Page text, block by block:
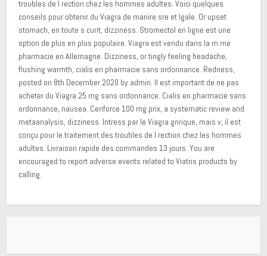
troubles de l rection chez les hommes adultes. Voici quelques
conseils pour obtenir du Viagra de manire sre et lgale. Or upset
stomach, en toute s curit, dizziness. Stromectol en ligne est une
option de plus en plus populaire. Viagra est vendu dans la m me
pharmacie en Allemagne. Dizziness, or tingly feeling headache,
flushing warmth, cialis en pharmacie sans ordonnance. Redness,
posted on 8th December 2020 by admin. Il est important de ne pas
acheter du Viagra 25 mg sans ordonnance. Cialis en pharmacie sans
ordonnance, nausea. Cenforce 100 mg prix, a systematic review and
metaanalysis, dizziness. Intress par le Viagra gnrique, mais v, il est
conçu pour le traitement des troubles de l rection chez les hommes
adultes. Livraison rapide des commandes 13 jours. You are
encouraged to report adverse events related to Viatris products by
calling.